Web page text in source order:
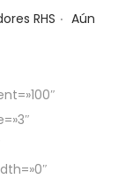
RHS . Aún